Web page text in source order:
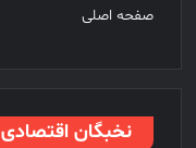
صفحه اصلی
نخبگان اقتصادی